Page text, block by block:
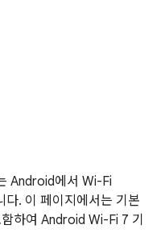
Android에서 Wi-Fi
. 이 페이지에서는 기본
하여 Android Wi-Fi 7 기